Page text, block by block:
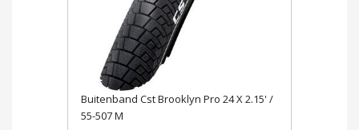
Buitenband Cst Brooklyn Pro 24 X 2.15' /
55-507 M